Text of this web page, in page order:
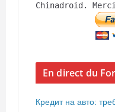
Chinadroid.
En direct du
Кредит на авто: